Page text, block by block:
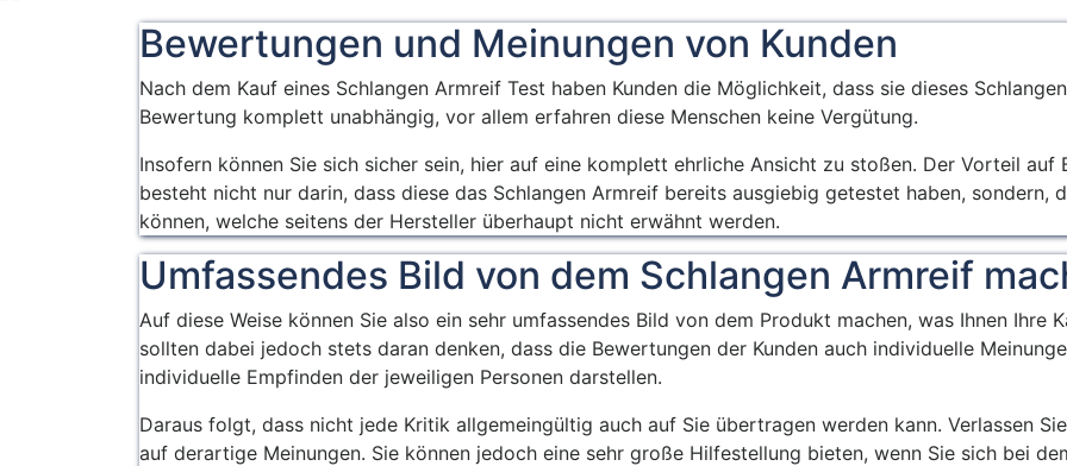
vertrauen und kraft
bringen lassen sie
ihre innere göttin los
und zeigen sie ihr
edles und elegantes
temperament
hautfreundlich,einzigartige
form und klare
textur machen das
erscheinungsbild
strukturiert,das
gefühl der
schichtung kann als
verschönerung für
ihre verschiedenen
kombinationen
verwendet werden
und ist voller
geheimnis und
einzigartigkeit
Persönlichkeit und
Weisheit
hervorzuheben
Bewertungen und Meinungen von Kunden
Nach dem Kauf eines Schlangen Armreif Test haben Kunden die Möglichkeit, dass sie dieses
Bewertung komplett unabhängig, vor allem erfahren diese Menschen keine Vergütung.
Insofern können Sie sich sicher sein, hier auf eine komplett ehrliche Ansicht zu stoßen. Der Vorteil
besteht nicht nur darin, dass diese das Schlangen Armreif bereits ausgiebig getestet haben, sondern,
können, welche seitens der Hersteller überhaupt nicht erwähnt werden.
Umfassendes Bild von dem Schlangen Armreif
Auf diese Weise können Sie also ein sehr umfassendes Bild von dem Produkt machen, was Ihnen Ihre
sollten dabei jedoch stets daran denken, dass die Bewertungen der Kunden auch individuelle
individuelle Empfinden der jeweiligen Personen darstellen.
Daraus folgt, dass nicht jede Kritik allgemeingültig auch auf Sie übertragen werden kann. Verlassen
auf derartige Meinungen. Sie können jedoch eine sehr große Hilfestellung bieten, wenn Sie sich bei